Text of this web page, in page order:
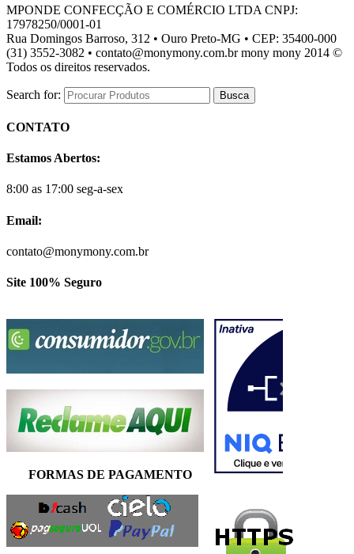
MPONDE CONFECÇÃO E COMÉRCIO LTDA CNPJ:
17978250/0001-01
Rua Domingos Barroso, 312 • Ouro Preto-MG • CEP: 35400-000
(31) 3552-3082 • contato@monymony.com.br mony mony 2014 ©
Todos os direitos reservados.
Search for:
CONTATO
Estamos Abertos:
8:00 as 17:00 seg-a-sex
Email:
contato@monymony.com.br
Site 100% Seguro
FORMAS DE PAGAMENTO